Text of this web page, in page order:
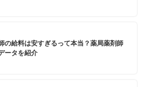
の給料は安すぎるって本当？薬局薬剤師
ータを紹介